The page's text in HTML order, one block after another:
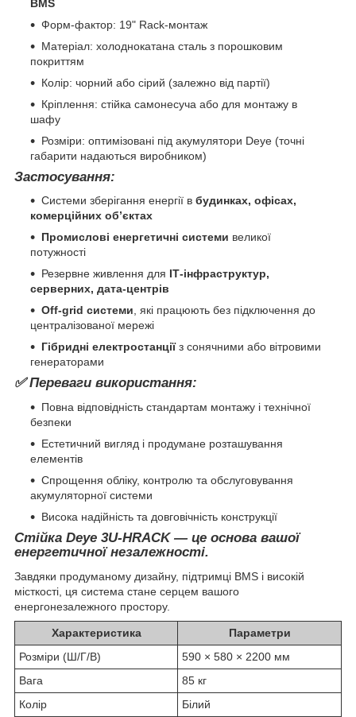
BMS
Форм-фактор: 19" Rack-монтаж
Матеріал: холоднокатана сталь з порошковим
покриттям
Колір: чорний або сірий (залежно від партії)
Кріплення: стійка самонесуча або для монтажу в
шафу
Розміри: оптимізовані під акумулятори Deye (точні
габарити надаються виробником)
Застосування:
Системи зберігання енергії в будинках, офісах,
комерційних об’єктах
Промислові енергетичні системи великої
потужності
Резервне живлення для ІТ-інфраструктур,
серверних, дата-центрів
Off-grid системи, які працюють без підключення до
централізованої мережі
Гібридні електростанціїз сонячними або вітровими
генераторами
✅Переваги використання:
Повна відповідність стандартам монтажу і технічної
безпеки
Естетичний вигляд і продумане розташування
елементів
Спрощення обліку, контролю та обслуговування
акумуляторної системи
Висока надійність та довговічність конструкції
Стійка Deye 3U-HRACK — це основа вашої
енергетичної незалежності.
Завдяки продуманому дизайну, підтримці BMS і високій
місткості, ця система стане серцем вашого
енергонезалежного простору.
Характеристика
Параметри
Розміри (Ш/Г/В)
590 × 580 × 2200 мм
Вага
85 кг
Колір
Білий